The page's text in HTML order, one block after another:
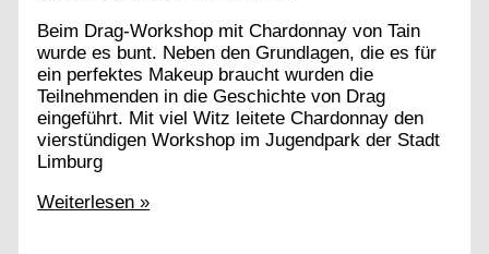
Beim Drag-Workshop mit Chardonnay von Tain
wurde es bunt. Neben den Grundlagen, die es für
ein perfektes Makeup braucht wurden die
Teilnehmenden in die Geschichte von Drag
eingeführt. Mit viel Witz leitete Chardonnay den
vierstündigen Workshop im Jugendpark der Stadt
Limburg
Drag
Weiterlesen »